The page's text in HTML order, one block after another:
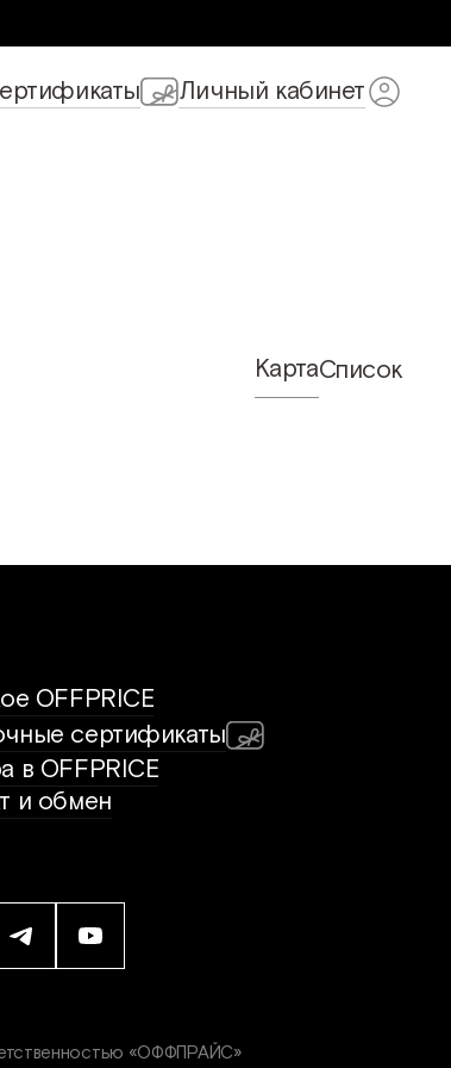
Личный кабинет
КартаСписок
«ОФФПРАЙС»
OFFPRICE
сертификаты
в OFFPRICE
и обмен